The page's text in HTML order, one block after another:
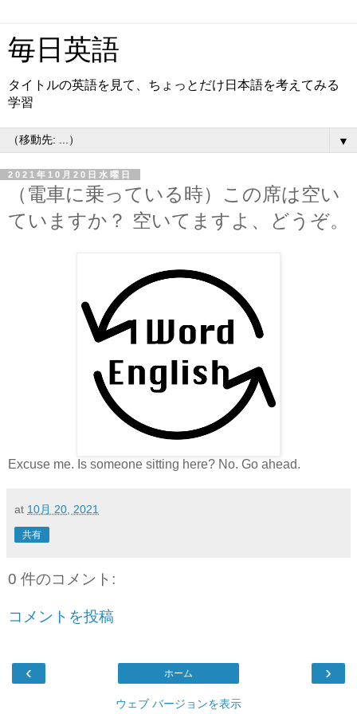
毎日英語
タイトルの英語を見て、ちょっとだけ日本語を考えてみる
学習
▼
2021年10月20日水曜日
（電車に乗っている時）この席は空い
ていますか？ 空いてますよ、どうぞ。
Excuse me. Is someone sitting here? No. Go ahead.
at 10月 20, 2021
共有
0 件のコメント:
コメントを投稿
‹ ›
ホーム
ウェブ バージョンを表示